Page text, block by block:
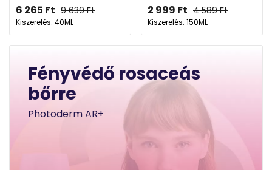
6 265 Ft 9 639Ft
Kiszerelés: 40ML
2 999 Ft 4 589Ft
Kiszerelés: 150ML
Fényvédő rosaceás
bőrre
Photoderm AR+